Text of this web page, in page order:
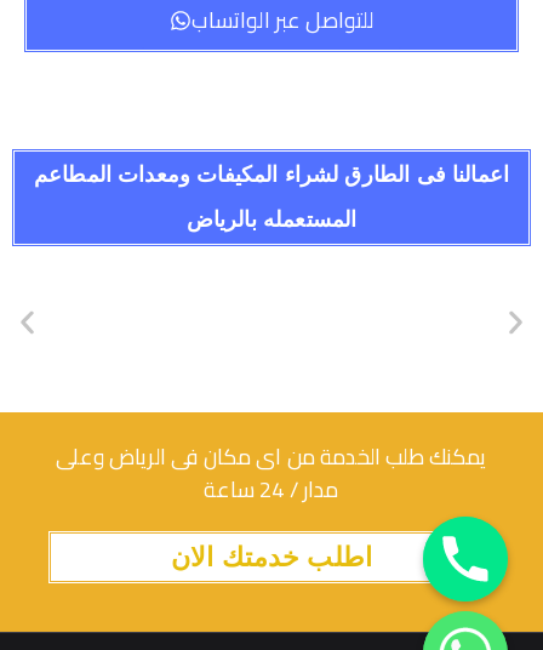
للتواصل عبر الواتساب
اعمالنا فى الطارق لشراء المكيفات ومعدات المطاعم
المستعمله بالرياض
يمكنك طلب الخدمة من اى مكان فى الرياض وعلى
مدار / 24 ساعة
اطلب خدمتك الان